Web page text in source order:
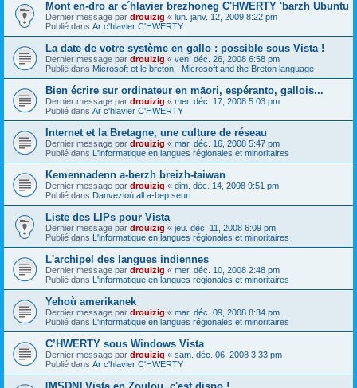
Mont en-dro ar c´hlavier brezhoneg C'HWERTY 'barzh Ubuntu
Dernier message par drouizig « lun. janv. 12, 2009 8:22 pm
Publié dans Ar c'hlavier C'HWERTY
La date de votre système en gallo : possible sous Vista !
Dernier message par drouizig « ven. déc. 26, 2008 6:58 pm
Publié dans Microsoft et le breton - Microsoft and the Breton language
Bien écrire sur ordinateur en māori, espéranto, gallois...
Dernier message par drouizig « mer. déc. 17, 2008 5:03 pm
Publié dans Ar c'hlavier C'HWERTY
Internet et la Bretagne, une culture de réseau
Dernier message par drouizig « mar. déc. 16, 2008 5:47 pm
Publié dans L'informatique en langues régionales et minoritaires
Kemennadenn a-berzh breizh-taiwan
Dernier message par drouizig « dim. déc. 14, 2008 9:51 pm
Publié dans Danvezioù all a-bep seurt
Liste des LIPs pour Vista
Dernier message par drouizig « jeu. déc. 11, 2008 6:09 pm
Publié dans L'informatique en langues régionales et minoritaires
L'archipel des langues indiennes
Dernier message par drouizig « mer. déc. 10, 2008 2:48 pm
Publié dans L'informatique en langues régionales et minoritaires
Yehoù amerikanek
Dernier message par drouizig « mar. déc. 09, 2008 8:34 pm
Publié dans L'informatique en langues régionales et minoritaires
C’HWERTY sous Windows Vista
Dernier message par drouizig « sam. déc. 06, 2008 3:33 pm
Publié dans Ar c'hlavier C'HWERTY
[MSDN] Vista en Zoulou, c'est dispo !